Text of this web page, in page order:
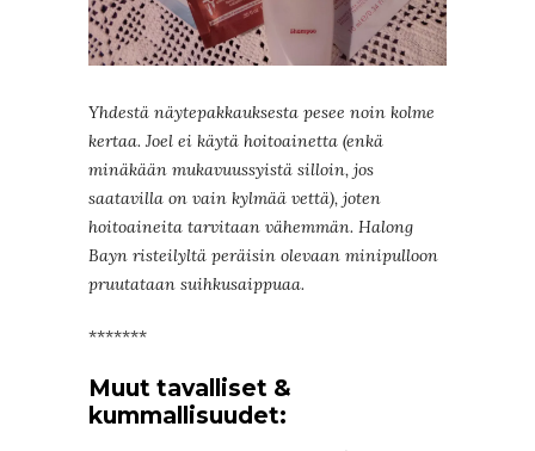
Yhdestä näytepakkauksesta pesee noin kolme
kertaa. Joel ei käytä hoitoainetta (enkä
minäkään mukavuussyistä silloin, jos
saatavilla on vain kylmää vettä), joten
hoitoaineita tarvitaan vähemmän. Halong
Bayn risteilyltä peräisin olevaan minipulloon
pruutataan suihkusaippuaa.
*******
Muut tavalliset &
kummallisuudet: